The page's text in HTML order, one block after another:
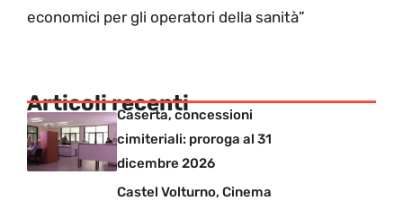
economici per gli operatori della sanità”
Articoli recenti
Caserta, concessioni
cimiteriali: proroga al 31
dicembre 2026
Castel Volturno, Cinema